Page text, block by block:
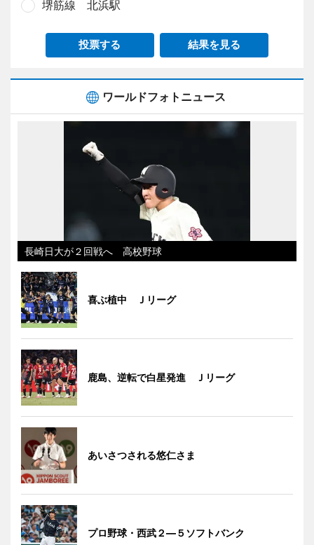
堺筋線 北浜駅
投票する 結果を見る
ワールドフォトニュース
長崎日大が２回戦へ 高校野球
喜ぶ植中 Ｊリーグ
鹿島、逆転で白星発進 Ｊリーグ
あいさつされる悠仁さま
プロ野球・西武２―５ソフトバンク